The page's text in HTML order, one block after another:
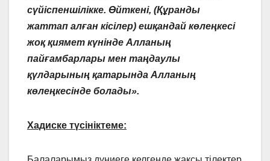
сүйіспеншілікке. Өйткені, (Құранды
жаттап алған кісілер) ешқандай көлеңкесі
жоқ қиямет күнінде Алланың
пайғамбарлары мен таңдаулы
қүлдарының қатарында Алланың
көлеңкесінде болады».
Хадиске түсініктеме: